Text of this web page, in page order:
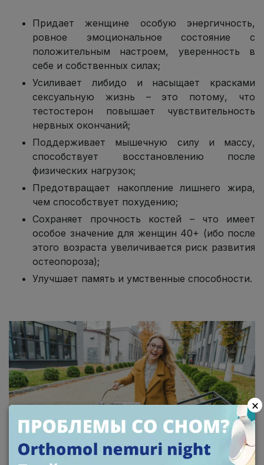
Придает женщине особую энергичность,
ровное эмоциональное состояние с
положительным настроем, уверенность в
себе и собственных силах;
Усиливает либидо и насыщает красками
сексуальную жизнь – это потому, что
тестостерон повышает чувствительность
нервных окончаний;
Поддерживает мышечную силу и массу,
способствует восстановлению после
физических нагрузок;
Предотвращает накопление лишнего жира,
чем способствует похудению;
Сохраняет прочность костей – что имеет
особое значение для женщин 40+ (ибо после
этого возраста увеличивается риск развития
остеопороза);
Улучшает память и умственные способности.
×